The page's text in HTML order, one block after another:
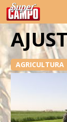
Temas de hoy
AGRICULTURA